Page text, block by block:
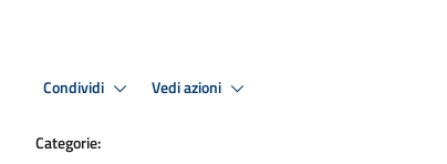
Condividi Vedi azioni
Categorie: